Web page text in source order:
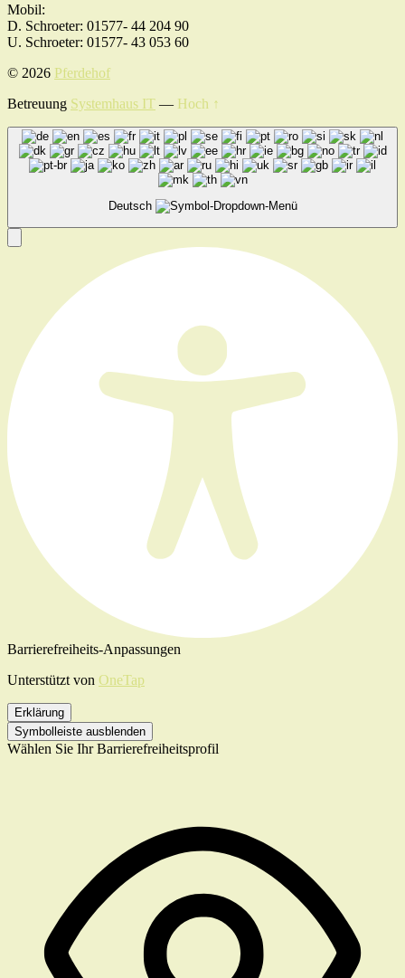
Mobil:
D. Schroeter: 01577- 44 204 90
U. Schroeter: 01577- 43 053 60
© 2026 Pferdehof
Betreuung Systemhaus IT — Hoch ↑
Deutsch
Barrierefreiheits-Anpassungen
Unterstützt von OneTap
Erklärung
Symbolleiste ausblenden
Wählen Sie Ihr Barrierefreiheitsprofil